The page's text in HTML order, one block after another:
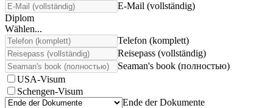
E-Mail (vollständig)
Diplom
Wählen...
Telefon (komplett)
Reisepass (vollständig)
Seaman's book (полностью)
USA-Visum
Schengen-Visum
Ende der Dokumente